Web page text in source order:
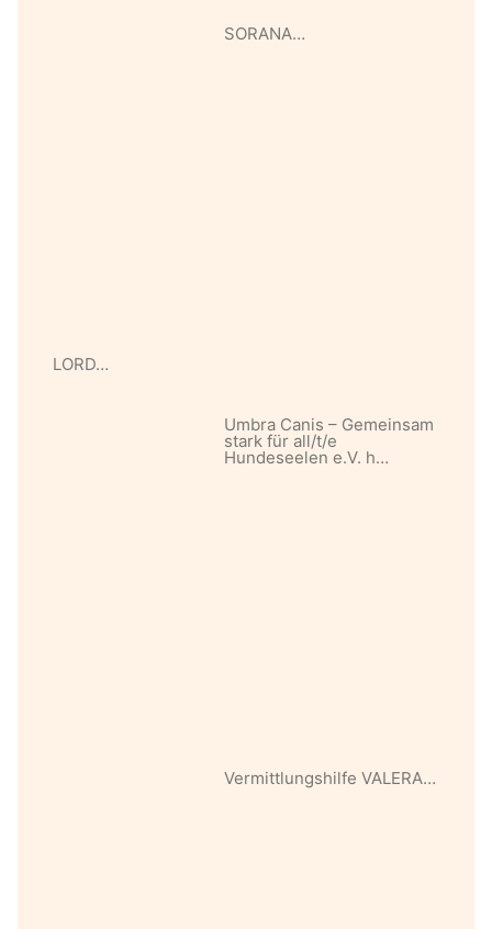
SORANA…
LORD…
Umbra Canis – Gemeinsam
stark für all/t/e
Hundeseelen e.V. h…
Vermittlungshilfe VALERA…